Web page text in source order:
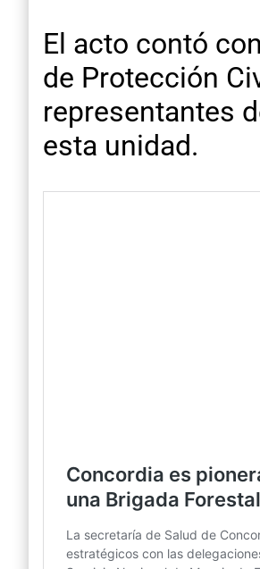
El acto contó
de Protección
representantes
esta unidad.